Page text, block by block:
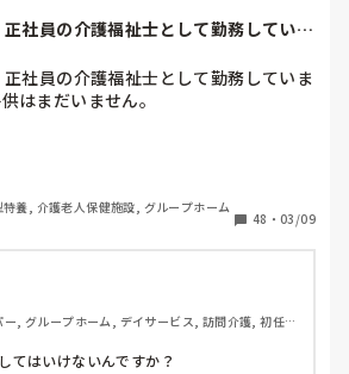
社員の介護福祉士として勤務していま
社員の介護福祉士として勤務していま
はまだいません。
ダーを任されました。
ばらく作れないね」と冗談っぽく言わ
す。リーダーになれた事は嬉しく、これ
と思う反面、年齢も年齢なので体力の
なるべく早く欲しいと思っています。歳
もいろんなリスクが出てくると聞きま
頂いたばかりですが、妊活する事に引
です。
養, 介護老人保健施設, グループホーム
48 ・ 03/09
ー, グループホーム, デイサービス, 訪問介護, 初任者
てはいけないんですか？